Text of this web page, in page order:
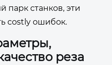
парк станков, эти
costly ошибок.
реза